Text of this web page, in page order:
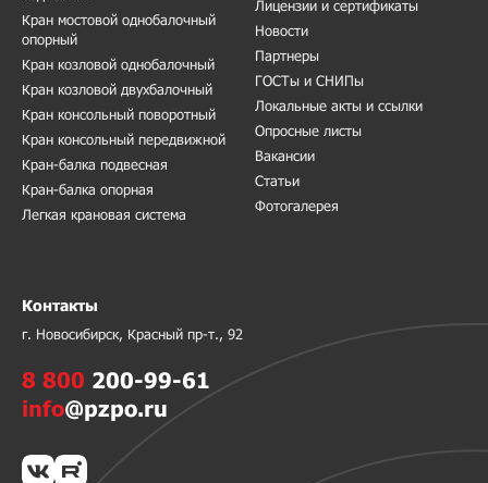
Кран мостовой однобалочный
опорный
Кран козловой однобалочный
Кран козловой двухбалочный
Кран консольный поворотный
Кран консольный передвижной
Кран-балка подвесная
Кран-балка опорная
Легкая крановая система
Лицензии и сертификаты
Новости
Партнеры
ГОСТы и СНИПы
Локальные акты и ссылки
Опросные листы
Вакансии
Статьи
Фотогалерея
Контакты
г. Новосибирск, Красный пр-т., 92
8 800 200-99-61
info@pzpo.ru